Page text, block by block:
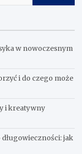
w nowoczesnym
i do czego może
i kreatywny
jak